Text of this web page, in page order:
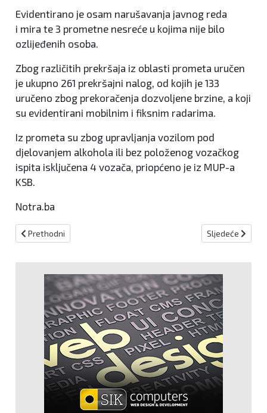
Evidentirano je osam narušavanja javnog reda
i mira te 3 prometne nesreće u kojima nije bilo
ozlijeđenih osoba.
Zbog različitih prekršaja iz oblasti prometa uručen
je ukupno 261 prekršajni nalog, od kojih je 133
uručeno zbog prekoračenja dozvoljene brzine, a koji
su evidentirani mobilnim i fiksnim radarima.
Iz prometa su zbog upravljanja vozilom pod
djelovanjem alkohola ili bez položenog vozačkog
ispita isključena 4 vozača, priopćeno je iz MUP-a
KSB.
Notra.ba
Prethodni članak: Središnja Bosna: Kod 43-godišnjaka pronađena
Prethodni Sljedeći
Sljedeće